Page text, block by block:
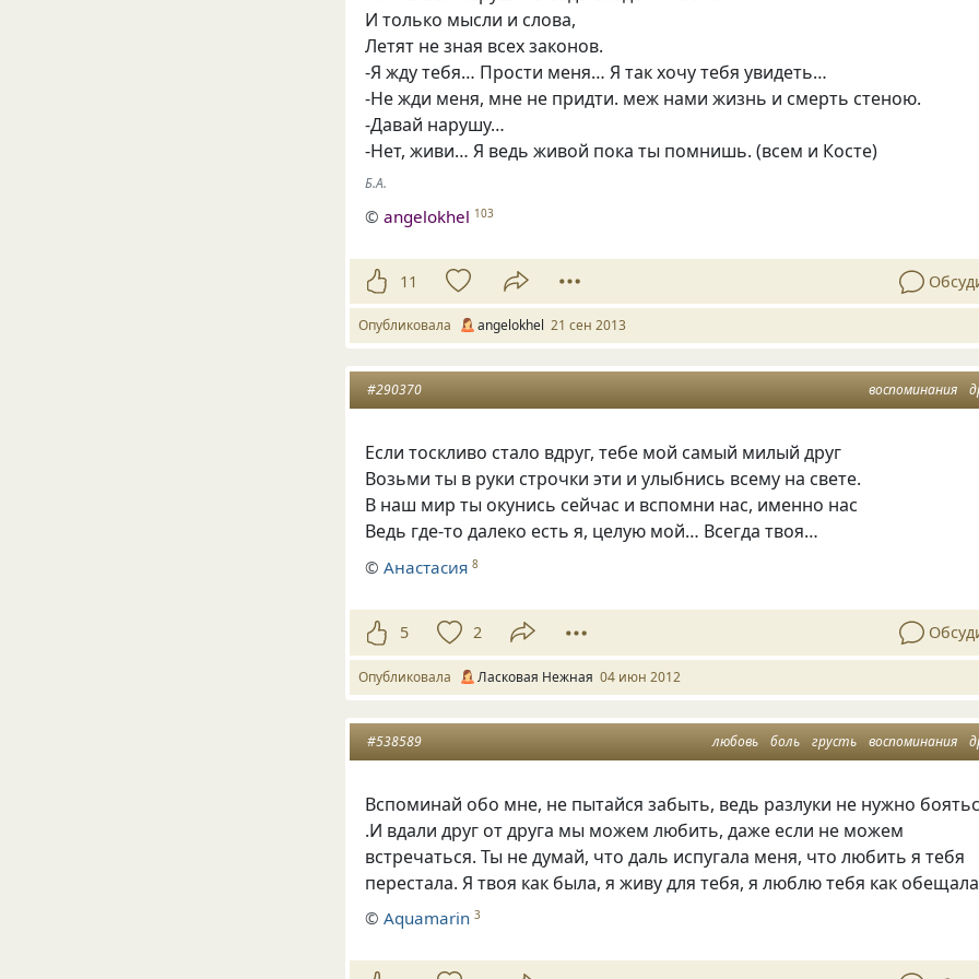
И только мысли и слова,
Летят не зная всех законов.
-Я жду тебя… Прости меня… Я так хочу тебя увидеть…
-Не жди меня, мне не придти. меж нами жизнь и смерть стеною.
-Давай нарушу…
-Нет, живи… Я ведь живой пока ты помнишь. (всем и Косте)
Б.А.
©angelokhel 103
11
Опубликовала angelokhel 21 сен 2013
воспоминания
#290370
Если тоскливо стало вдруг, тебе мой самый милый друг
Возьми ты в руки строчки эти и улыбнись всему на свете.
В наш мир ты окунись сейчас и вспомни нас, именно нас
Ведь где-то далеко есть я, целую мой… Всегда твоя…
©Анастасия 8
5 2
Опубликовала Ласковая Нежная 04 июн 2012
любовь боль грусть воспоминания
#538589
Вспоминай обо мне, не пытайся забыть, ведь разлуки не нужно
.И вдали друг от друга мы можем любить, даже если не можем
встречаться. Ты не думай, что даль испугала меня, что любить я тебя
перестала. Я твоя как была, я живу для тебя, я люблю тебя как
©Aquamarin 3